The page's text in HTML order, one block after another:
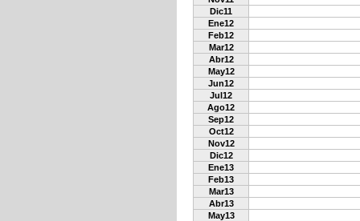
Dic11
Ene12
Feb12
Mar12
Abr12
May12
Jun12
Jul12
Ago12
Sep12
Oct12
Nov12
Dic12
Ene13
Feb13
Mar13
Abr13
May13